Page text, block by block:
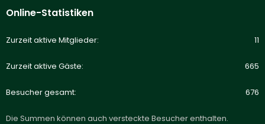
Online-Statistiken
Zurzeit aktive Mitglieder 11
Zurzeit aktive Gäste 665
Besucher gesamt 676
Die Summen können auch versteckte Besucher enthalten.